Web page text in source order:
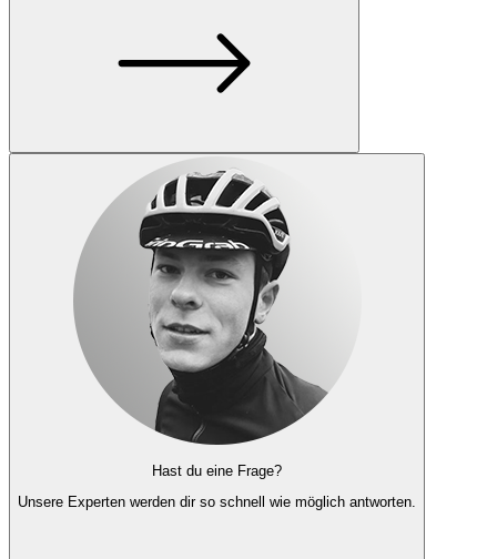
Hast du eine Frage?
Unsere Experten werden dir so schnell wie möglich antworten.